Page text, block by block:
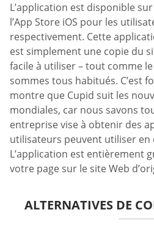
L’application est disponible
l’App Store iOS pour les
respectivement. Cette
est simplement une copie du
facile à utiliser – tout comme
sommes tous habitués. C’est
montre que Cupid suit les
mondiales, car nous savons
entreprise vise à obtenir des
utilisateurs peuvent utiliser en
L’application est entièrement
votre page sur le site Web
ALTERNATIVES DE